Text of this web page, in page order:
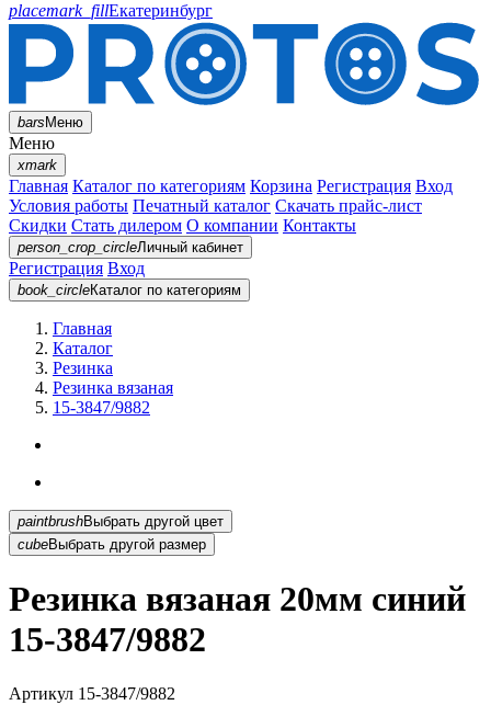
placemark_fillЕкатеринбург
barsМеню
Меню
xmark
Главная Каталог по категориям Корзина Регистрация Вход
Условия работы Печатный каталог Скачать прайс-лист
Скидки Стать дилером О компании Контакты
person_crop_circleЛичный кабинет
Регистрация Вход
book_circleКаталог по категориям
Главная
Каталог
Резинка
Резинка вязаная
15-3847/9882
paintbrush
Выбрать другой цвет
cubeВыбрать другой размер
Резинка вязаная 20мм синий
15-3847/9882
Артикул 15-3847/9882